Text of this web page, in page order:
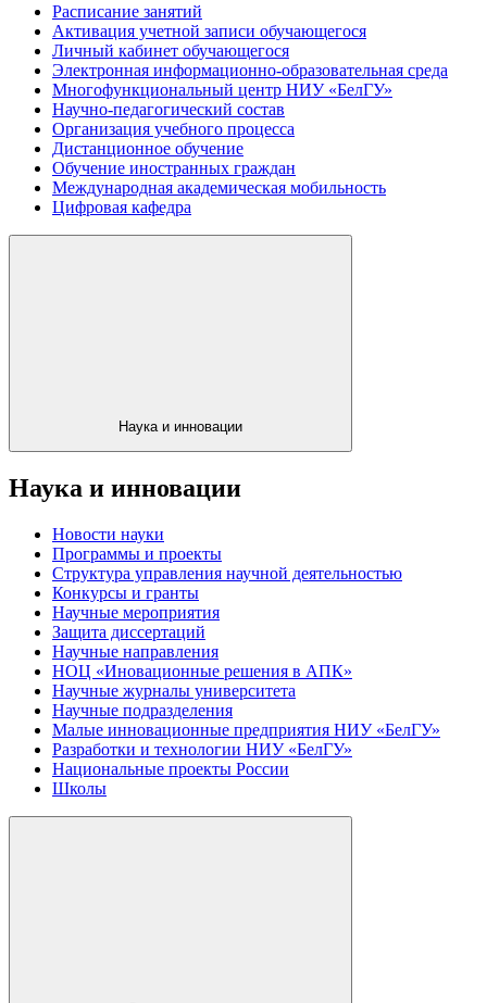
Расписание занятий
Активация учетной записи обучающегося
Личный кабинет обучающегося
Электронная информационно-образовательная среда
Многофункциональный центр НИУ «БелГУ»
Научно-педагогический состав
Организация учебного процесса
Дистанционное обучение
Обучение иностранных граждан
Международная академическая мобильность
Цифровая кафедра
Наука и инновации
Наука и инновации
Новости науки
Программы и проекты
Структура управления научной деятельностью
Конкурсы и гранты
Научные мероприятия
Защита диссертаций
Научные направления
НОЦ «Иновационные решения в АПК»
Научные журналы университета
Научные подразделения
Малые инновационные предприятия НИУ «БелГУ»
Разработки и технологии НИУ «БелГУ»
Национальные проекты России
Школы